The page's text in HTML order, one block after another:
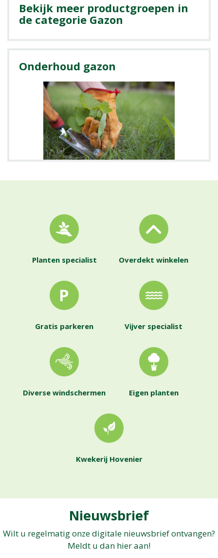
Bekijk meer productgroepen in
de categorie Gazon
Onderhoud gazon
Planten specialist Overdekt winkelen
Gratis parkeren Vijver specialist
Diverse windschermen Eigen planten
Kwekerij Hovenier
Nieuwsbrief
Wilt u regelmatig onze digitale nieuwsbrief ontvangen?
Meldt u dan hier aan!